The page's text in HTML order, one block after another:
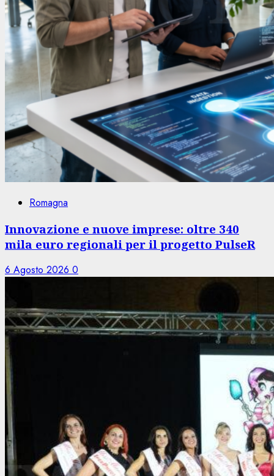
Romagna
Innovazione e nuove imprese: oltre 340
mila euro regionali per il progetto PulseR
6 Agosto 2026 0